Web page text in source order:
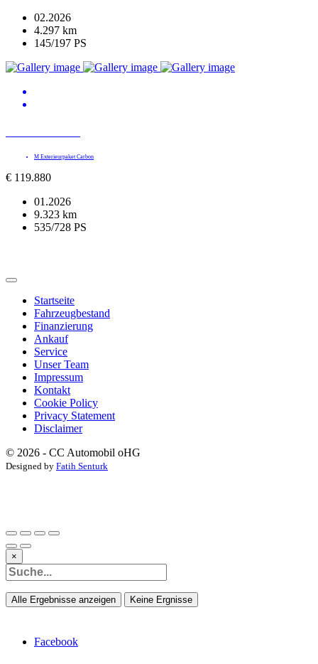
02.2026
4.297 km
145/197 PS
M Exterieurpaket Carbon
€ 119.880
01.2026
9.323 km
535/728 PS
Startseite
Fahrzeugbestand
Finanzierung
Ankauf
Service
Unser Team
Impressum
Kontakt
Cookie Policy
Privacy Statement
Disclaimer
© 2026 - CC Automobil oHG
Designed by Fatih Senturk
×
Alle Ergebnisse anzeigen Keine Ergnisse
Facebook